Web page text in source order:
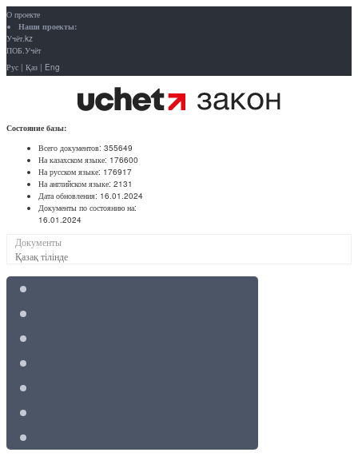
О проекте
Наши проекты:
Учёт.kz
ПОБ.Учёт
Рус | Қаз | Eng
Состояние базы:
Всего документов: 355649
На казахском языке: 176600
На русском языке: 176917
На английском языке: 2131
Дата обновления: 16.01.2024
Документы по состоянию на:
16.01.2024
Документы
Қазақ тілінде